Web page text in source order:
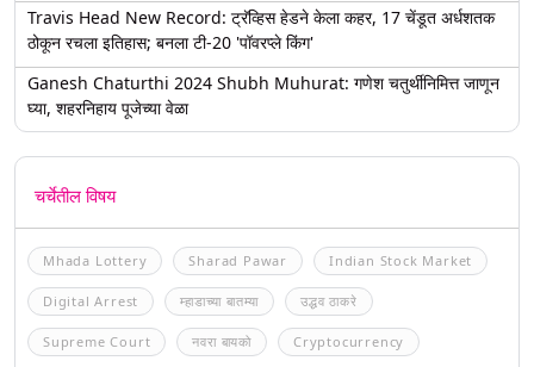
Travis Head New Record: ट्रॅव्हिस हेडने केला कहर, 17 चेंडूत अर्धशतक
ठोकून रचला इतिहास; बनला टी-20 'पॉवरप्ले किंग'
Ganesh Chaturthi 2024 Shubh Muhurat: गणेश चतुर्थीनिमित्त जाणून
घ्या, शहरनिहाय पूजेच्या वेळा
चर्चेतील विषय
Mhada Lottery Sharad Pawar Indian Stock Market
Digital Arrest म्हाडाच्या बातम्या उद्धव ठाकरे
Supreme Court नवरा बायको Cryptocurrency